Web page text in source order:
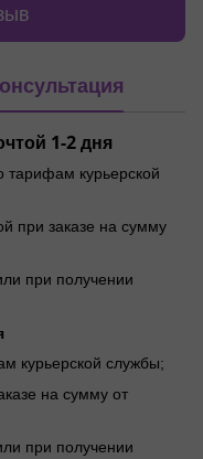
1-2 дня
тарифам курьерской
при заказе на сумму
при получении
курьерской службы;
на сумму от
при получении